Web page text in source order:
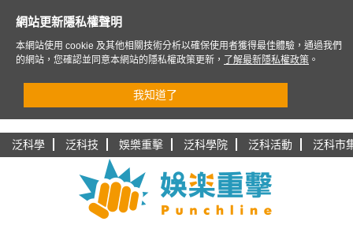
泛科學 泛科技 娛樂重擊 泛科學院 泛科活動 泛科市
網站更新隱私權聲明
本網站使用 cookie 及其他相關技術分析以確保使用者獲得最佳體驗，通過我們
的網站，您確認並同意本網站的隱私權政策更新，
了解最新隱私權政策 。
我知道了